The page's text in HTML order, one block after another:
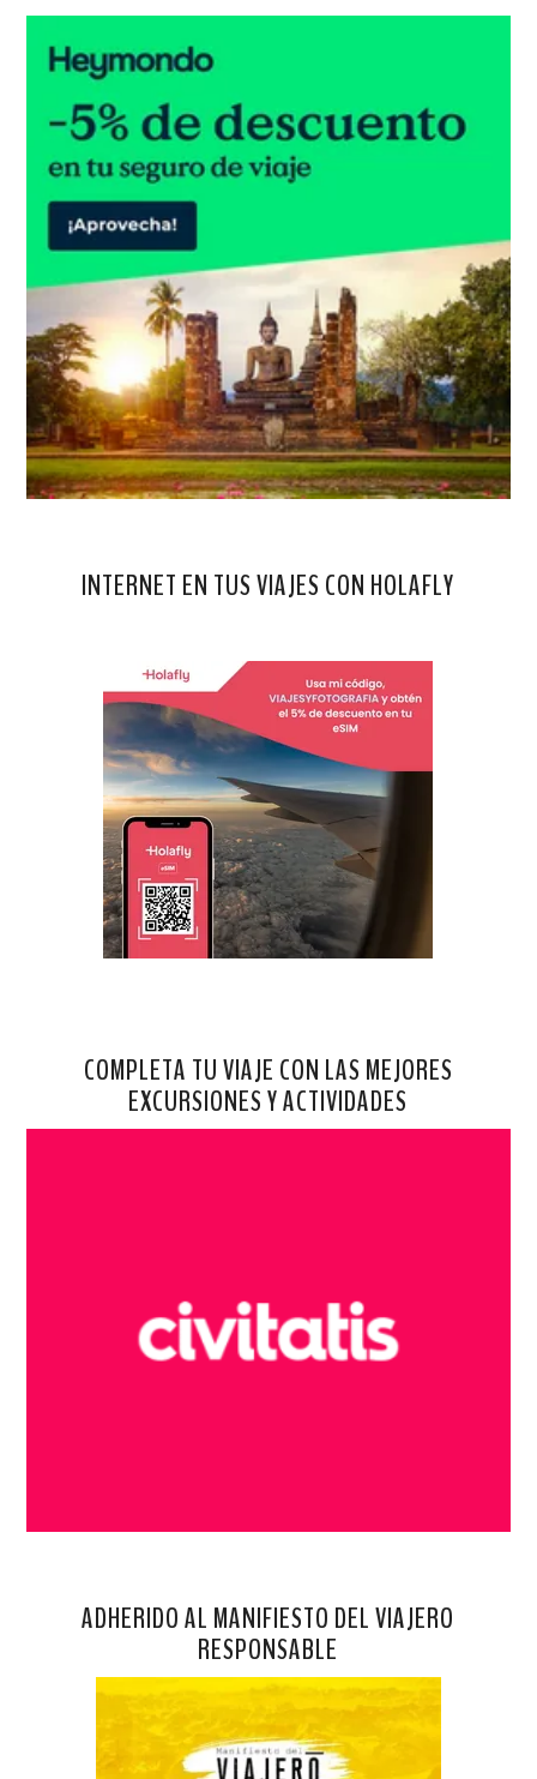
INTERNET EN TUS VIAJES CON HOLAFLY
COMPLETA TU VIAJE CON LAS MEJORES
EXCURSIONES Y ACTIVIDADES
ADHERIDO AL MANIFIESTO DEL VIAJERO
RESPONSABLE